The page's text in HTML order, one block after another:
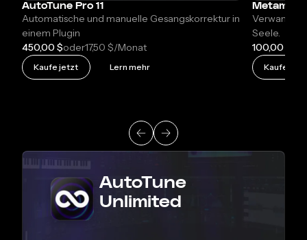
AutoTune Pro 11
Automatische und manuelle Gesangskorrektur in
einem Plugin
450,00 $oder17,50 $/Monat
Kaufe jetzt Lern mehr
Seele.
100,00 $
Kaufe
AutoTune
Unlimited